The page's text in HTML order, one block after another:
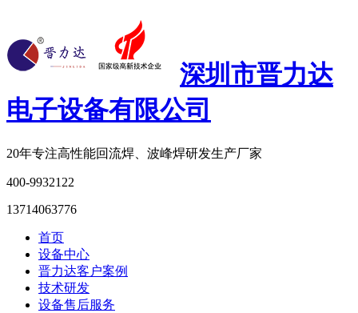
深圳市晋力达
电子设备有限公司
20年专注高性能回流焊、波峰焊研发生产厂家
400-9932122
13714063776
首页
设备中心
晋力达客户案例
技术研发
设备售后服务